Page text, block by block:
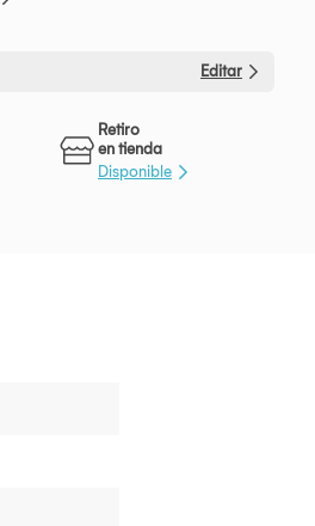
Editar
Retiro
en tienda
Disponible